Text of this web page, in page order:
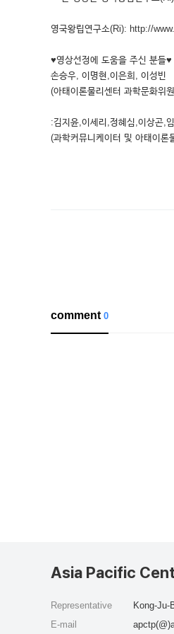
영국왕립연구소(Ri): http://
♥영상선정에 도움을 주신 분들♥
손승우, 이명현,이은희, 이성빈
(아태이론물리센터 과학문화위
:김지윤,이세리,정혜심,이상곤,
(과학커뮤니케이터 및 아태이론
comment0
Asia Pacific
Representative
Kong-Ju-
E-mail